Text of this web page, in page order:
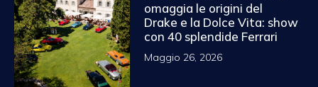
omaggia le origini del
Drake e la Dolce Vita: show
con 40 splendide Ferrari
Maggio 26, 2026